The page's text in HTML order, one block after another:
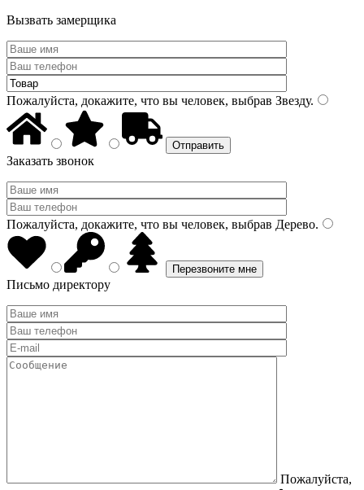
Вызвать замерщика
Пожалуйста, докажите, что вы человек, выбрав Звезду.
Заказать звонок
Пожалуйста, докажите, что вы человек, выбрав Дерево.
Письмо директору
Пожалуйста,